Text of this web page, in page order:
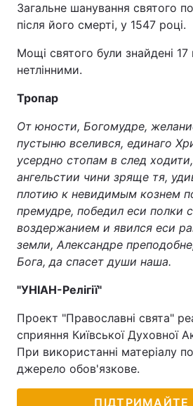
Загальне шанування святого
після його смерті, у 1547 році.
Мощі святого були знайдені 17
нетлінними.
Тропар
От юности, Богомудре,
пустыню вселився, единаго
усердно стопам в след
ангельстии чини зряще тя,
плотию к невидимым кознем
премудре, победил еси полки
воздержанием и явился еси
земли, Александре
Бога, да спасет души наша.
"УНІАН-Релігії"
Проект "Православні свята"
сприяння Київської Духовної
При використанні матеріалу
джерело обов'язкове.
ПІДТРИМАЙТЕ